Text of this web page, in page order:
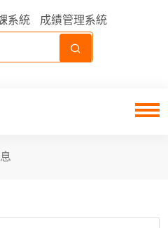
系統 成績管理系統